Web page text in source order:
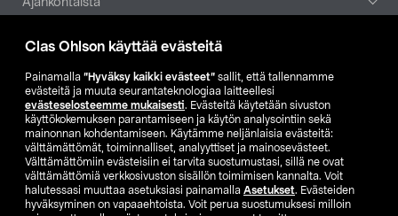
Clas Ohlson käyttää evästeitä
Painamalla ”Hyväksy kaikki evästeet” sallit, että tallennamme
evästeitä ja muuta seurantateknologiaa laitteellesi
evästeselosteemme mukaisesti. Evästeitä käytetään sivuston
käyttökokemuksen parantamiseen ja käytön analysointiin sekä
mainonnan kohdentamiseen. Käytämme neljänlaisia evästeitä:
välttämättömät, toiminnalliset, analyyttiset ja mainosevästeet.
Välttämättömiin evästeisiin ei tarvita suostumustasi, sillä ne ovat
välttämättömiä verkkosivuston sisällön toimimisen kannalta. Voit
halutessasi muuttaa asetuksiasi painamalla Asetukset. Evästeiden
hyväksyminen on vapaaehtoista. Voit perua suostumuksesi milloin
Muut yrityksemme
Etsi myymälä
SE NO FI
FI SV